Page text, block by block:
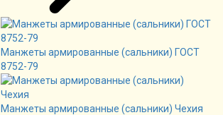
Манжеты армированные (сальники) ГОСТ
8752-79
Манжеты армированные (сальники) Чехия